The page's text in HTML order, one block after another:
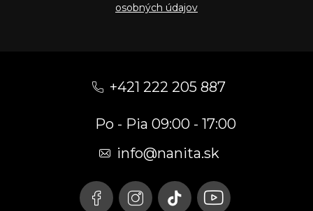
osobných údajov
+421 222 205 887
Po - Pia 09:00 - 17:00
info@nanita.sk